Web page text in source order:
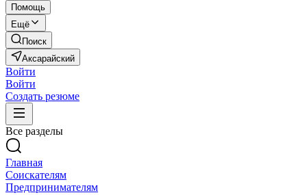
Помощь
Ещё
Поиск
Аксарайский
Войти
Войти
Создать резюме
Все разделы
Главная
Соискателям
Предпринимателям